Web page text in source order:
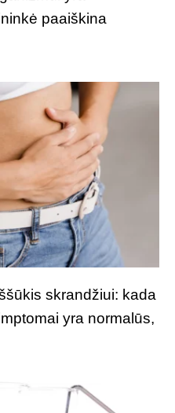
paaiškina
skrandžiui: kada
yra normalūs,